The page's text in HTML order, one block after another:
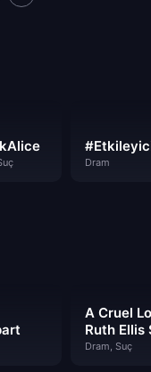
Dram
A Cruel
Ruth Ellis
Dram, Suç